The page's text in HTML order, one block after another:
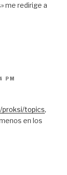
me redirige a
PM
proksi/topics,
en los